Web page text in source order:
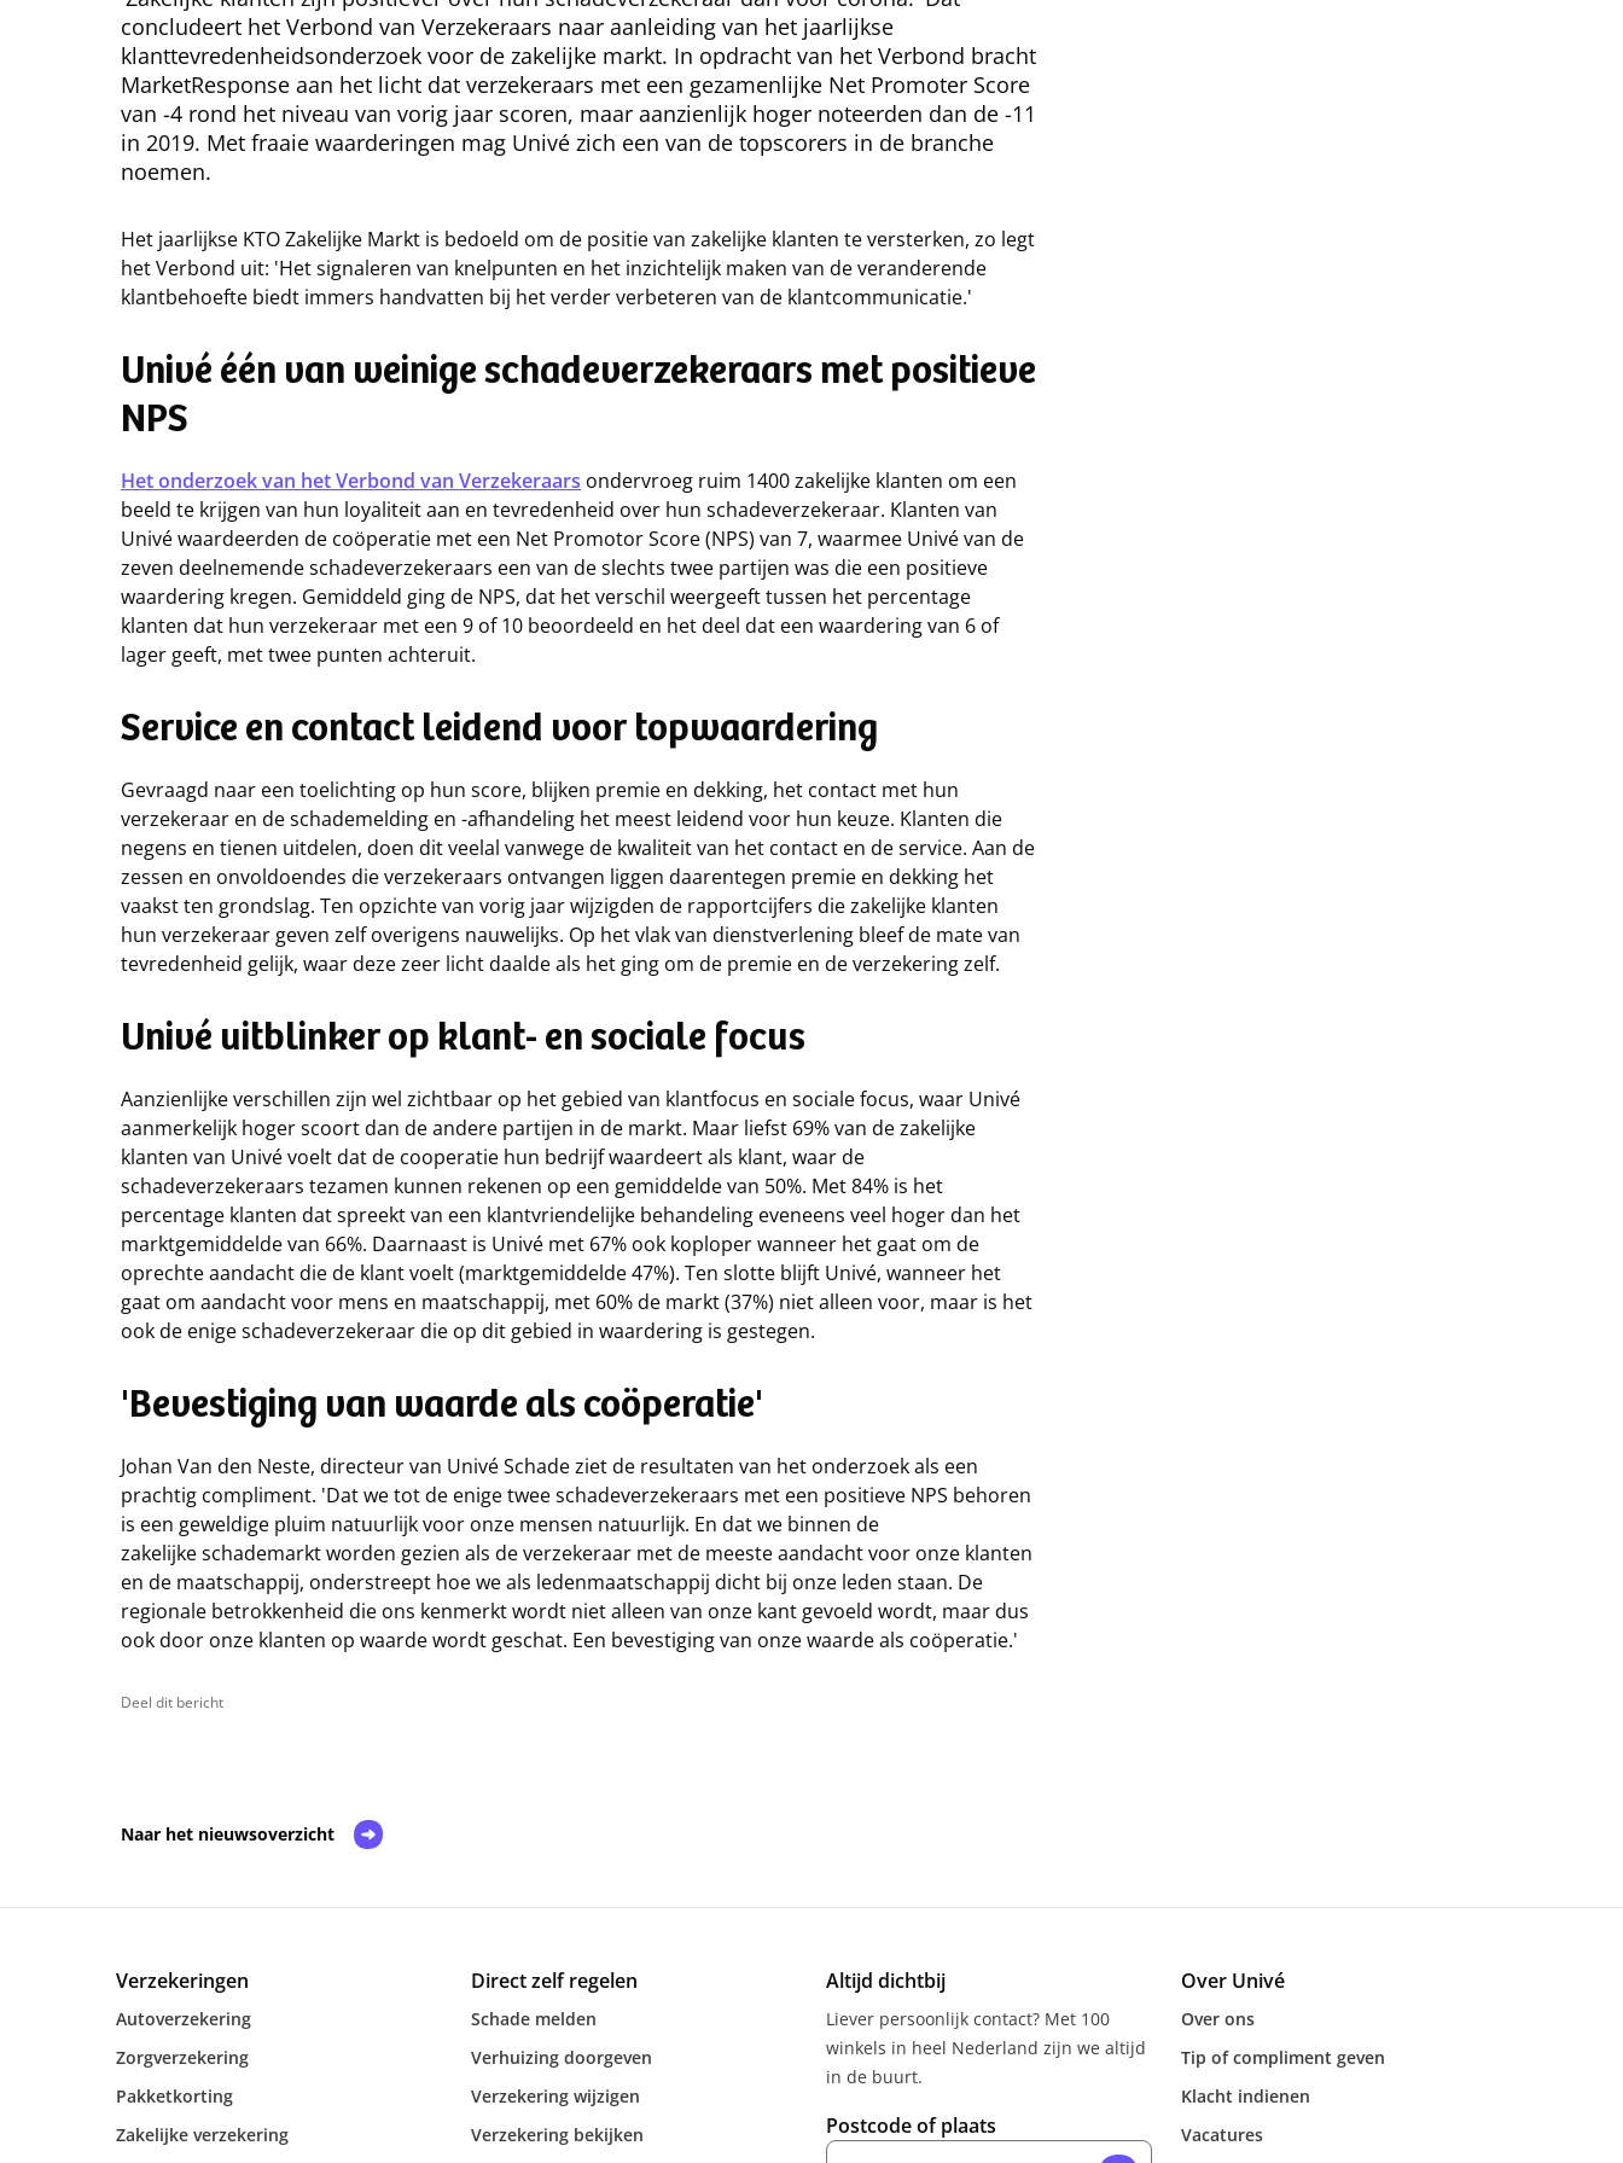
concludeert het Verbond van Verzekeraars naar aanleiding van het jaarlijkse
klanttevredenheidsonderzoek voor de zakelijke markt. In opdracht van het Verbond bracht
MarketResponse aan het licht dat verzekeraars met een gezamenlijke Net Promoter Score
van -4 rond het niveau van vorig jaar scoren, maar aanzienlijk hoger noteerden dan de -11
in 2019. Met fraaie waarderingen mag Univé zich een van de topscorers in de branche
noemen.
Het jaarlijkse KTO Zakelijke Markt is bedoeld om de positie van zakelijke klanten te versterken, zo legt
het Verbond uit: 'Het signaleren van knelpunten en het inzichtelijk maken van de veranderende
klantbehoefte biedt immers handvatten bij het verder verbeteren van de klantcommunicatie.'
Univé één van weinige schadeverzekeraars met positieve
NPS
Het onderzoek van het Verbond van Verzekeraars ondervroeg ruim 1400 zakelijke klanten om een
beeld te krijgen van hun loyaliteit aan en tevredenheid over hun schadeverzekeraar. Klanten van
Univé waardeerden de coöperatie met een Net Promotor Score (NPS) van 7, waarmee Univé van de
zeven deelnemende schadeverzekeraars een van de slechts twee partijen was die een positieve
waardering kregen. Gemiddeld ging de NPS, dat het verschil weergeeft tussen het percentage
klanten dat hun verzekeraar met een 9 of 10 beoordeeld en het deel dat een waardering van 6 of
lager geeft, met twee punten achteruit.
Service en contact leidend voor topwaardering
Gevraagd naar een toelichting op hun score, blijken premie en dekking, het contact met hun
verzekeraar en de schademelding en -afhandeling het meest leidend voor hun keuze. Klanten die
negens en tienen uitdelen, doen dit veelal vanwege de kwaliteit van het contact en de service. Aan de
zessen en onvoldoendes die verzekeraars ontvangen liggen daarentegen premie en dekking het
vaakst ten grondslag. Ten opzichte van vorig jaar wijzigden de rapportcijfers die zakelijke klanten
hun verzekeraar geven zelf overigens nauwelijks. Op het vlak van dienstverlening bleef de mate van
tevredenheid gelijk, waar deze zeer licht daalde als het ging om de premie en de verzekering zelf.
Univé uitblinker op klant- en sociale focus
Aanzienlijke verschillen zijn wel zichtbaar op het gebied van klantfocus en sociale focus, waar Univé
aanmerkelijk hoger scoort dan de andere partijen in de markt. Maar liefst 69% van de zakelijke
klanten van Univé voelt dat de cooperatie hun bedrijf waardeert als klant, waar de
schadeverzekeraars tezamen kunnen rekenen op een gemiddelde van 50%. Met 84% is het
percentage klanten dat spreekt van een klantvriendelijke behandeling eveneens veel hoger dan het
marktgemiddelde van 66%. Daarnaast is Univé met 67% ook koploper wanneer het gaat om de
oprechte aandacht die de klant voelt (marktgemiddelde 47%). Ten slotte blijft Univé, wanneer het
gaat om aandacht voor mens en maatschappij, met 60% de markt (37%) niet alleen voor, maar is het
ook de enige schadeverzekeraar die op dit gebied in waardering is gestegen.
'Bevestiging van waarde als coöperatie'
Johan Van den Neste, directeur van Univé Schade ziet de resultaten van het onderzoek als een
prachtig compliment. 'Dat we tot de enige twee schadeverzekeraars met een positieve NPS behoren
is een geweldige pluim natuurlijk voor onze mensen natuurlijk. En dat we binnen de
zakelijke schademarkt worden gezien als de verzekeraar met de meeste aandacht voor onze klanten
en de maatschappij, onderstreept hoe we als ledenmaatschappij dicht bij onze leden staan. De
regionale betrokkenheid die ons kenmerkt wordt niet alleen van onze kant gevoeld wordt, maar dus
ook door onze klanten op waarde wordt geschat. Een bevestiging van onze waarde als coöperatie.'
Deel dit bericht
Naar het nieuwsoverzicht
Verzekeringen
Autoverzekering
Zorgverzekering
Pakketkorting
Zakelijke verzekering
Direct zelf regelen
Schade melden
Verhuizing doorgeven
Verzekering wijzigen
Verzekering bekijken
Altijd dichtbij
Liever persoonlijk contact? Met 100
winkels in heel Nederland zijn we altijd
in de buurt.
Postcode of plaats
Over Univé
Over ons
Tip of compliment geven
Klacht indienen
Vacatures